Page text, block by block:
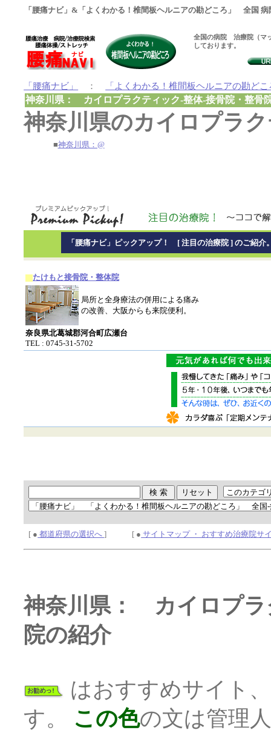
「腰痛ナビ」&「よくわかる！椎間板ヘルニアの勘どころ」 全国 病
全国の病院 治療院（マ
しております。
「腰痛ナビ」 ： 「よくわかる！椎間板ヘルニアの勘どこ
神奈川県： カイロプラクティック-整体-接骨院・整骨
神奈川県のカイロプラ
■神奈川県：@
「腰痛ナビ」ピックアップ！ [ 注目の治療院 ] のご紹介
たけもと接骨院・整体院
局所と全身療法の併用による痛み
の改善、大阪からも来院便利。
奈良県北葛城郡河合町広瀬台
TEL : 0745-31-5702
[ ● 都道府県の選択へ] [ ● サイトマップ ・ おすすめ治療院サ
神奈川県： カイロプラ
院の紹介
はおすすめサイト
す。 この色の文は管理